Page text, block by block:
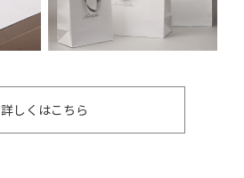
詳しくはこちら